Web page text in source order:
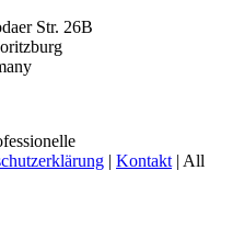
Str. 26B
| Kontakt | All